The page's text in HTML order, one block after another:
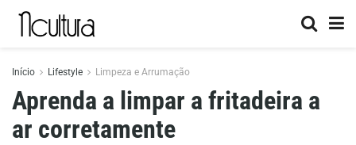
Início Lifestyle Limpeza e Arrumação
Aprenda a limpar a fritadeira a
ar corretamente